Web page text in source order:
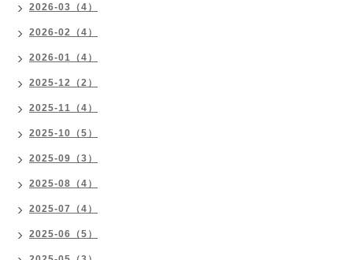
2026-03（4）
2026-02（4）
2026-01（4）
2025-12（2）
2025-11（4）
2025-10（5）
2025-09（3）
2025-08（4）
2025-07（4）
2025-06（5）